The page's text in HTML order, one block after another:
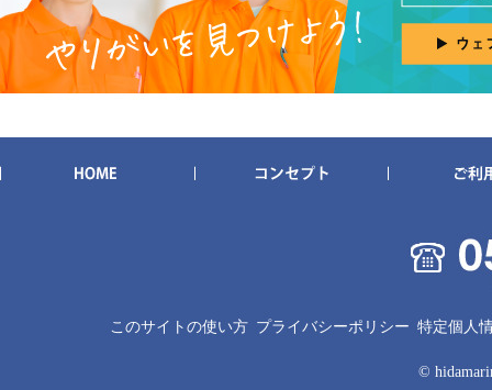
このサイトの使い方 プライバシーポリシー 特定個人
©